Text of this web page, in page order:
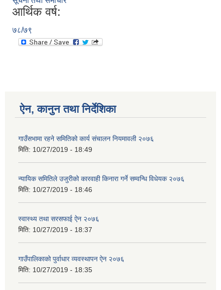
आर्थिक वर्ष:
७८/७९
ऐन, कानुन तथा निर्देशिका
गाउँसभामा रहने समितिको कार्य संचालन नियमावली २०७६
मिति: 10/27/2019 - 18:49
न्यायिक समितिले उजुरीको कारवाही किनारा गर्ने सम्वन्धि विधेयक २०७६
मिति: 10/27/2019 - 18:46
स्वास्थ्य तथा सरसफाई ऐन २०७६
मिति: 10/27/2019 - 18:37
गाउँपालिकाको पुर्वाधार व्यवस्थापन ऐन २०७६
मिति: 10/27/2019 - 18:35